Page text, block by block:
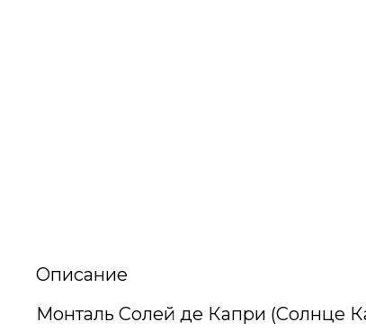
Описание
Монталь Солей де Капри (Солнце